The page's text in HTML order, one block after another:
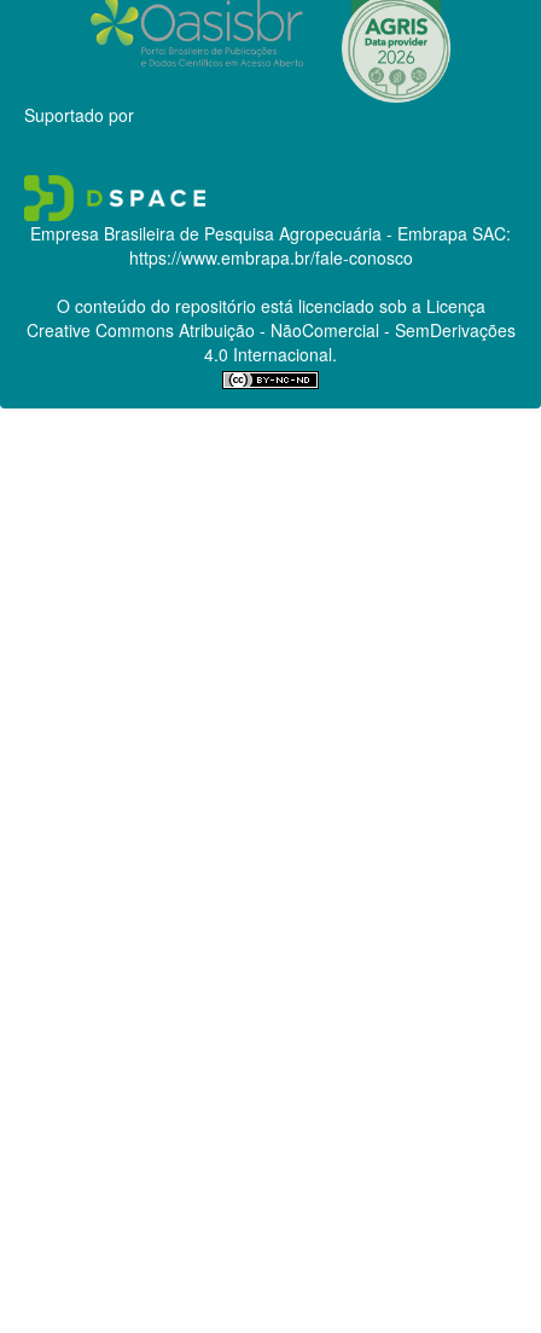
Suportado por
Empresa Brasileira de Pesquisa Agropecuária - Embrapa SAC:
https://www.embrapa.br/fale-conosco
O conteúdo do repositório está licenciado sob a Licença
Creative CommonsAtribuição - NãoComercial - SemDerivações
4.0 Internacional.